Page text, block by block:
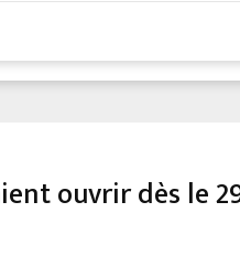
ouvrir dès le